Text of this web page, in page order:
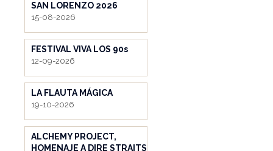
SAN LORENZO 2026
15-08-2026
FESTIVAL VIVA LOS 90s
12-09-2026
LA FLAUTA MÁGICA
19-10-2026
ALCHEMY PROJECT,
HOMENAJE A DIRE STRAITS